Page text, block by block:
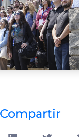
Compartir